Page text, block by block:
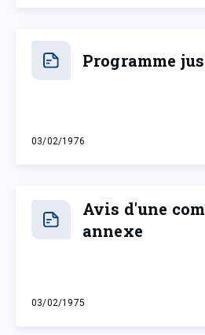
Programme
03/02/1976
mardi 3 février 1976
Avis d'une
annexe
03/02/1975
lundi 3 février 1975